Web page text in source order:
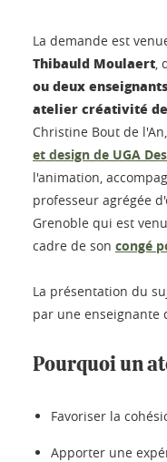
La demande est
Thibauld Moulaert
ou deux
atelier créativité
Christine Bout de l'An,
et design de UGA
l'animation,
professeur agrégée
Grenoble qui est
cadre de son congé
La présentation du
par une enseignante
Pourquoi un
Favoriser la
Apporter une